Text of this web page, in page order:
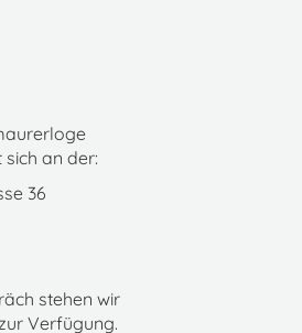
sich an der:
36
stehen wir
Verfügung.